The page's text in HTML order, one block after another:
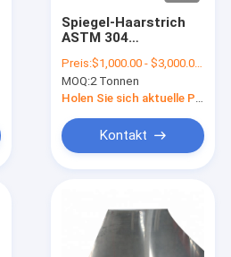
Spiegel-Haarstrich
ASTM 304
Stahlblech-2B
Ende6000mm
Preis:$1,000.00 - $3,000.00/Tons
MOQ:2 Tonnen
Holen Sie sich aktuelle Preis
Kontakt